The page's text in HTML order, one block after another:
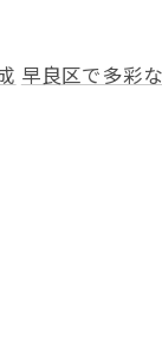
早良区で多彩